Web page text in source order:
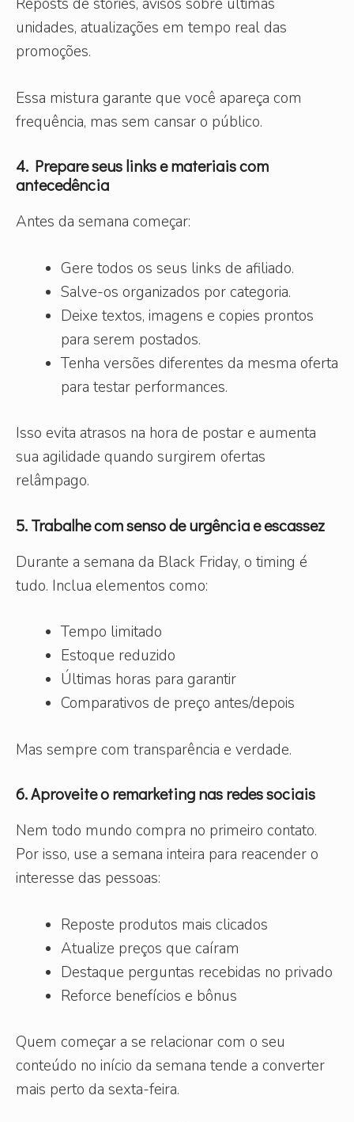
unidades, atualizações em tempo real das
promoções.
Essa mistura garante que você apareça com
frequência, mas sem cansar o público.
4. Prepare seus links e materiais com
antecedência
Antes da semana começar:
Gere todos os seus links de afiliado.
Salve-os organizados por categoria.
Deixe textos, imagens e copies prontos
para serem postados.
Tenha versões diferentes da mesma oferta
para testar performances.
Isso evita atrasos na hora de postar e aumenta
sua agilidade quando surgirem ofertas
relâmpago.
5. Trabalhe com senso de urgência e escassez
Durante a semana da Black Friday, o timing é
tudo. Inclua elementos como:
Tempo limitado
Estoque reduzido
Últimas horas para garantir
Comparativos de preço antes/depois
Mas sempre com transparência e verdade.
6. Aproveite o remarketing nas redes sociais
Nem todo mundo compra no primeiro contato.
Por isso, use a semana inteira para reacender o
interesse das pessoas:
Reposte produtos mais clicados
Atualize preços que caíram
Destaque perguntas recebidas no privado
Reforce benefícios e bônus
Quem começar a se relacionar com o seu
conteúdo no início da semana tende a converter
mais perto da sexta-feira.